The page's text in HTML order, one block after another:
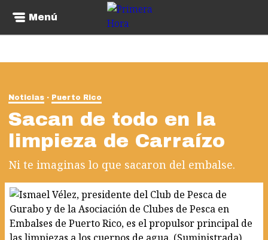
Menú
Noticias Puerto Rico
Sacan de todo en la
limpieza de Carraízo
Ni te imaginas lo que sacaron del embalse.